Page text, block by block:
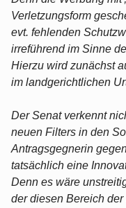
Verletzungsform
evt. fehlenden
irreführend im Sinne
Hierzu wird zunächst
im landgerichtlichen
Der Senat verkennt
neuen Filters in den
Antragsgegnerin
tatsächlich eine
Denn es wäre
der diesen Bereich